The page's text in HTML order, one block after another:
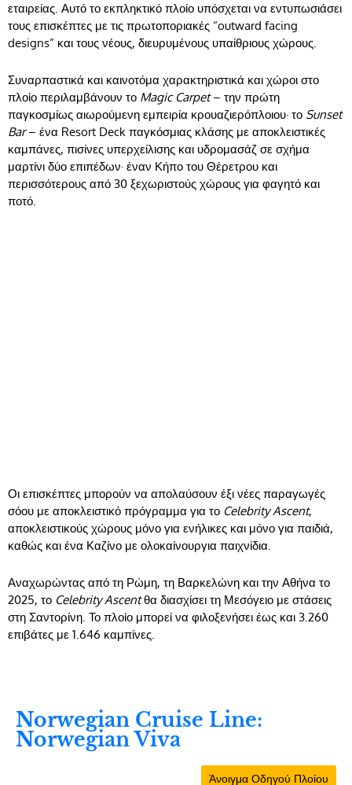
εταιρείας. Αυτό το εκπληκτικό πλοίο υπόσχεται να εντυπωσιάσει
τους επισκέπτες με τις πρωτοποριακές “outward facing
designs” και τους νέους, διευρυμένους υπαίθριους χώρους.
Συναρπαστικά και καινοτόμα χαρακτηριστικά και χώροι στο
πλοίο περιλαμβάνουν το Magic Carpet– την πρώτη
παγκοσμίως αιωρούμενη εμπειρία κρουαζιερόπλοιου· το Sunset
Bar– ένα Resort Deck παγκόσμιας κλάσης με αποκλειστικές
καμπάνες, πισίνες υπερχείλισης και υδρομασάζ σε σχήμα
μαρτίνι δύο επιπέδων· έναν Κήπο του Θέρετρου και
περισσότερους από 30 ξεχωριστούς χώρους για φαγητό και
ποτό.
Οι επισκέπτες μπορούν να απολαύσουν έξι νέες παραγωγές
σόου με αποκλειστικό πρόγραμμα για το Celebrity Ascent,
αποκλειστικούς χώρους μόνο για ενήλικες και μόνο για παιδιά,
καθώς και ένα Καζίνο με ολοκαίνουργια παιχνίδια.
Αναχωρώντας από τη Ρώμη, τη Βαρκελώνη και την Αθήνα το
2025, το Celebrity Ascentθα διασχίσει τη Μεσόγειο με στάσεις
στη Σαντορίνη. Το πλοίο μπορεί να φιλοξενήσει έως και 3.260
επιβάτες με 1.646 καμπίνες.
Norwegian Cruise Line:
Norwegian Viva
Άνοιγμα Οδηγού Πλοίου